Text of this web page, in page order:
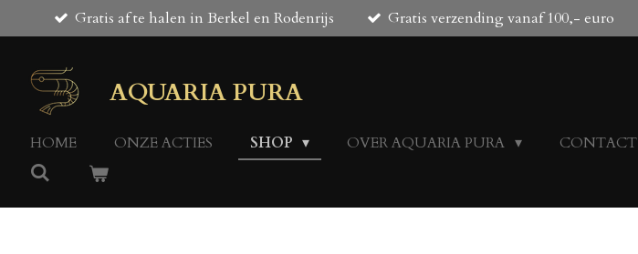
direct
hoofdinhoud
Gratis af te halen in Berkel en Rodenrijs Gratis verzending vanaf 100,- euro
AQUARIA PURA
HOME ONZE ACTIES SHOP OVER AQUARIA PURA CONTACT